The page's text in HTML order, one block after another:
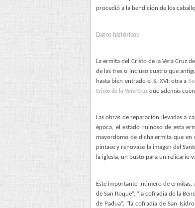
procedió a la bendición de los
Datos históricos
La ermita del Cristo de la Vera Cruz
de las tres o incluso cuatro que
hasta bien entrado el S. XVI; otra a
Cristo de la Vera Cruz que además
Las obras de reparación llevadas a
época, el estado ruinoso de esta
mayordomo de dicha ermita que en
pintase y renovase la imagen del
la iglesia, un busto para un relicario
Este importante
número de ermitas,
de San Roque”, “la cofradía de la
de Padua”, “la cofradía de San